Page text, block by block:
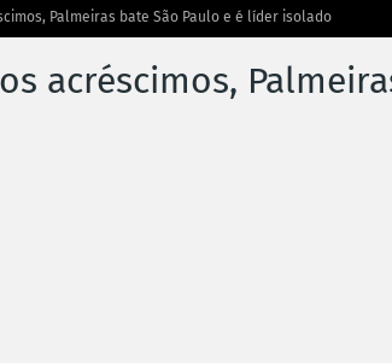
Palmeiras bate São Paulo e é líder isolado
acréscimos,